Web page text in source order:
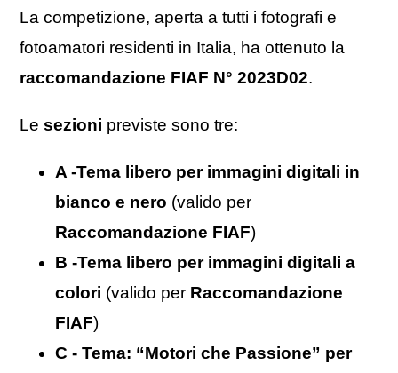
La competizione, aperta a tutti i fotografi e
fotoamatori residenti in Italia, ha ottenuto la
raccomandazione FIAF N° 2023D02.
Le sezioni previste sono tre:
A -Tema libero per immagini digitali in
bianco e nero (valido per
Raccomandazione FIAF)
B -Tema libero per immagini digitali a
colori (valido per Raccomandazione
FIAF)
C - Tema: “Motori che Passione” per